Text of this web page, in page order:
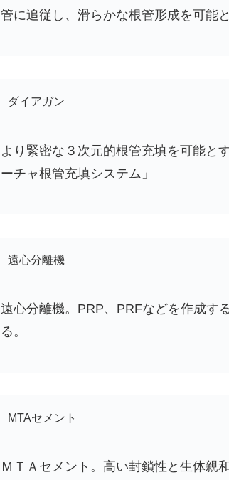
管に追従し、滑らかな根管形成を可能と
ダイアガン
より緊密な３次元的根管充填を可能と
ーチャ根管充填システム」
遠心分離機
遠心分離機。PRP、PRFなどを作成す
る。
MTAセメント
ＭＴＡセメント。高い封鎖性と生体親